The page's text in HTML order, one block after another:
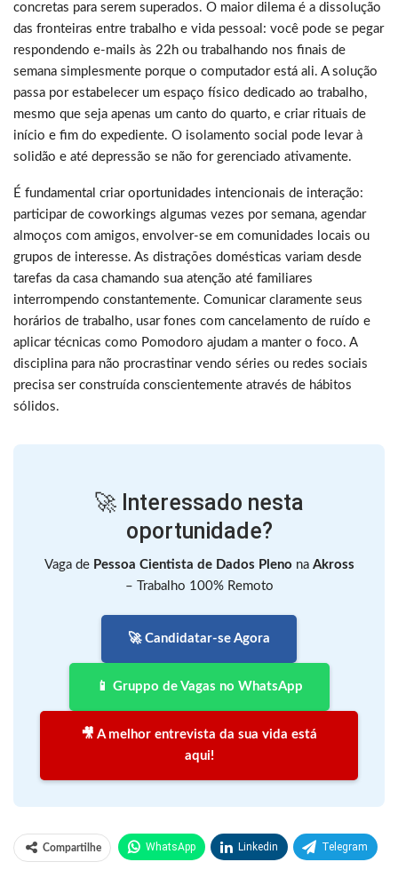
concretas para serem superados. O maior dilema é a dissolução
das fronteiras entre trabalho e vida pessoal: você pode se pegar
respondendo e-mails às 22h ou trabalhando nos finais de
semana simplesmente porque o computador está ali. A solução
passa por estabelecer um espaço físico dedicado ao trabalho,
mesmo que seja apenas um canto do quarto, e criar rituais de
início e fim do expediente. O isolamento social pode levar à
solidão e até depressão se não for gerenciado ativamente.
É fundamental criar oportunidades intencionais de interação:
participar de coworkings algumas vezes por semana, agendar
almoços com amigos, envolver-se em comunidades locais ou
grupos de interesse. As distrações domésticas variam desde
tarefas da casa chamando sua atenção até familiares
interrompendo constantemente. Comunicar claramente seus
horários de trabalho, usar fones com cancelamento de ruído e
aplicar técnicas como Pomodoro ajudam a manter o foco. A
disciplina para não procrastinar vendo séries ou redes sociais
precisa ser construída conscientemente através de hábitos
sólidos.
🚀 Interessado nesta
oportunidade?
Vaga de Pessoa Cientista de Dados Pleno na Akross
– Trabalho 100% Remoto
🚀 Candidatar-se Agora
📱 Gruppo de Vagas no WhatsApp
🎥 A melhor entrevista da sua vida está
aqui!
Compartilhe WhatsApp Linkedin Telegram